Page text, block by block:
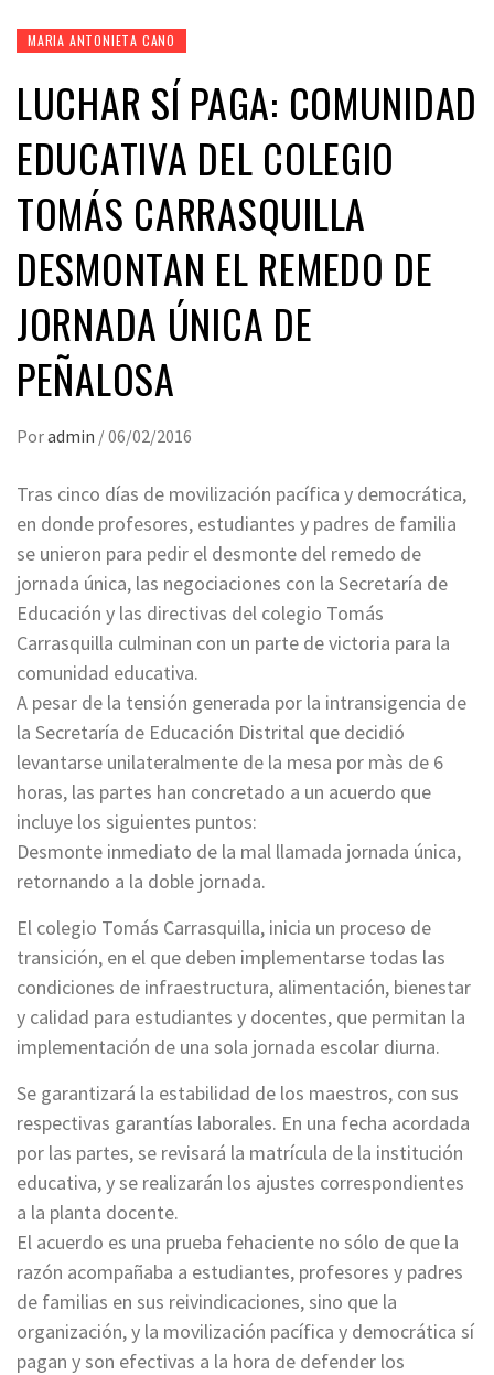
MARIA ANTONIETA CANO
LUCHAR SÍ PAGA: COMUNIDAD
EDUCATIVA DEL COLEGIO
TOMÁS CARRASQUILLA
DESMONTAN EL REMEDO DE
JORNADA ÚNICA DE
PEÑALOSA
Poradmin /06/02/2016
Tras cinco días de movilización pacífica y democrática,
en donde profesores, estudiantes y padres de familia
se unieron para pedir el desmonte del remedo de
jornada única, las negociaciones con la Secretaría de
Educación y las directivas del colegio Tomás
Carrasquilla culminan con un parte de victoria para la
comunidad educativa.
A pesar de la tensión generada por la intransigencia de
la Secretaría de Educación Distrital que decidió
levantarse unilateralmente de la mesa por màs de 6
horas, las partes han concretado a un acuerdo que
incluye los siguientes puntos:
Desmonte inmediato de la mal llamada jornada única,
retornando a la doble jornada.
El colegio Tomás Carrasquilla, inicia un proceso de
transición, en el que deben implementarse todas las
condiciones de infraestructura, alimentación, bienestar
y calidad para estudiantes y docentes, que permitan la
implementación de una sola jornada escolar diurna.
Se garantizará la estabilidad de los maestros, con sus
respectivas garantías laborales. En una fecha acordada
por las partes, se revisará la matrícula de la institución
educativa, y se realizarán los ajustes correspondientes
a la planta docente.
El acuerdo es una prueba fehaciente no sólo de que la
razón acompañaba a estudiantes, profesores y padres
de familias en sus reivindicaciones, sino que la
organización, y la movilización pacífica y democrática sí
pagan y son efectivas a la hora de defender los